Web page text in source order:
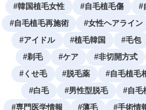
#韓国植毛女性 #自毛植毛傷 #
#自毛植毛再施術 #女性ヘアライン
#アイドル #植毛韓国 #毛包
#剃毛 #ケア #非切開方式
#くせ毛 #脱毛薬 #自毛植毛
#白毛 #男性型脱毛 #自毛
#専門医学情報 #薄毛 #手術情